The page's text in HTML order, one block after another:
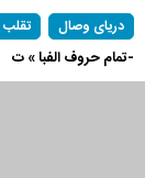
دریای وصال تقلب
-تمام حروف الفبا » ت